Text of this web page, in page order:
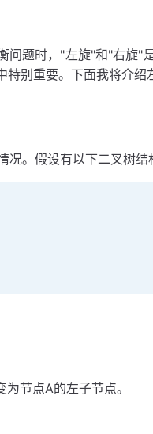
问题时，"左旋"和"右旋"
特别重要。下面我将介
况。假设有以下二叉树结
节点A的左子节点。